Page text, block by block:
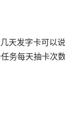
天发字卡可以
务每天抽卡次